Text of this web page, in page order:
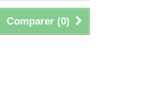
Comparer (0)